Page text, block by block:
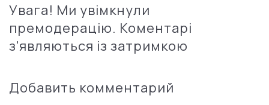
Увага! Ми увімкнули
премодерацію. Коментарі
з'являються із затримкою
Добавить комментарий